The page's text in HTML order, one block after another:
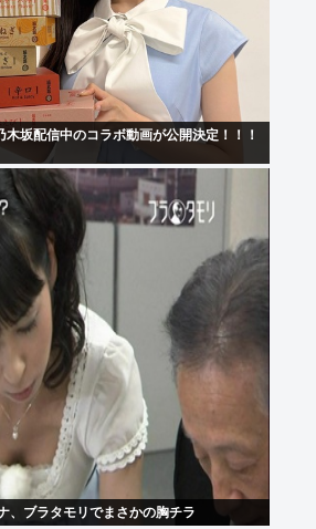
坂配信中のコラボ動画が公開決定！！！
、ブラタモリでまさかの胸チラ